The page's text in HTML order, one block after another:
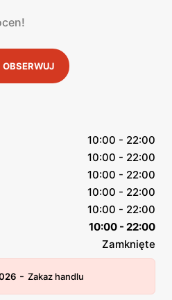
OBSERWUJ
10:00 - 22:00
10:00 - 22:00
10:00 - 22:00
10:00 - 22:00
10:00 - 22:00
10:00 - 22:00
Zamknięte
- Zakaz handlu